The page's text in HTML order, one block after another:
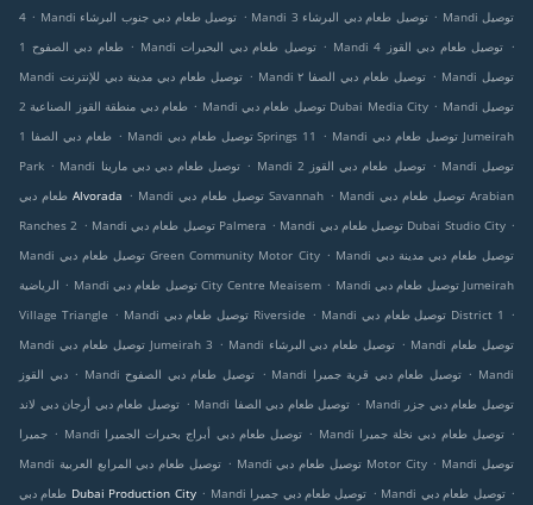
4 . Mandi توصيل طعام دبي جنوب البرشاء . Mandi توصيل طعام دبي البرشاء 3 . Mandi توصيل
طعام دبي الصفوح 1 . Mandi توصيل طعام دبي البحيرات . Mandi توصيل طعام دبي القوز 4 .
Mandi توصيل طعام دبي مدينة دبي للإنترنت . Mandi توصيل طعام دبي الصفا ٢ . Mandi توصيل
طعام دبي منطقة القوز الصناعية 2 . Mandi توصيل طعام دبي Dubai Media City . Mandi توصيل
طعام دبي الصفا 1 . Mandi توصيل طعام دبي Springs 11 . Mandi توصيل طعام دبي Jumeirah
Park . Mandi توصيل طعام دبي دبي مارينا . Mandi توصيل طعام دبي القوز 2 . Mandi توصيل
طعام دبي Alvorada . Mandi توصيل طعام دبي Savannah . Mandi توصيل طعام دبي Arabian
Ranches 2 . Mandi توصيل طعام دبي Palmera . Mandi توصيل طعام دبي Dubai Studio City .
Mandi توصيل طعام دبي Green Community Motor City . Mandi توصيل طعام دبي مدينة دبي
الرياضية . Mandi توصيل طعام دبي City Centre Meaisem . Mandi توصيل طعام دبي Jumeirah
Village Triangle . Mandi توصيل طعام دبي Riverside . Mandi توصيل طعام دبي District 1
.
Mandi توصيل طعام دبي Jumeirah 3 . Mandi توصيل طعام دبي البرشاء . Mandi توصيل طعام
دبي القوز . Mandi توصيل طعام دبي الصفوح . Mandi توصيل طعام دبي قرية جميرا . Mandi
توصيل طعام دبي أرجان دبي لاند . Mandi توصيل طعام دبي الصفا . Mandi توصيل طعام دبي جزر
جميرا . Mandi توصيل طعام دبي أبراج بحيرات الجميرا . Mandi توصيل طعام دبي نخلة جميرا .
Mandi توصيل طعام دبي المرابع العربية . Mandi توصيل طعام دبي Motor City . Mandi توصيل
طعام دبي Dubai Production City . Mandi توصيل طعام دبي جميرا . Mandi توصيل طعام دبي .